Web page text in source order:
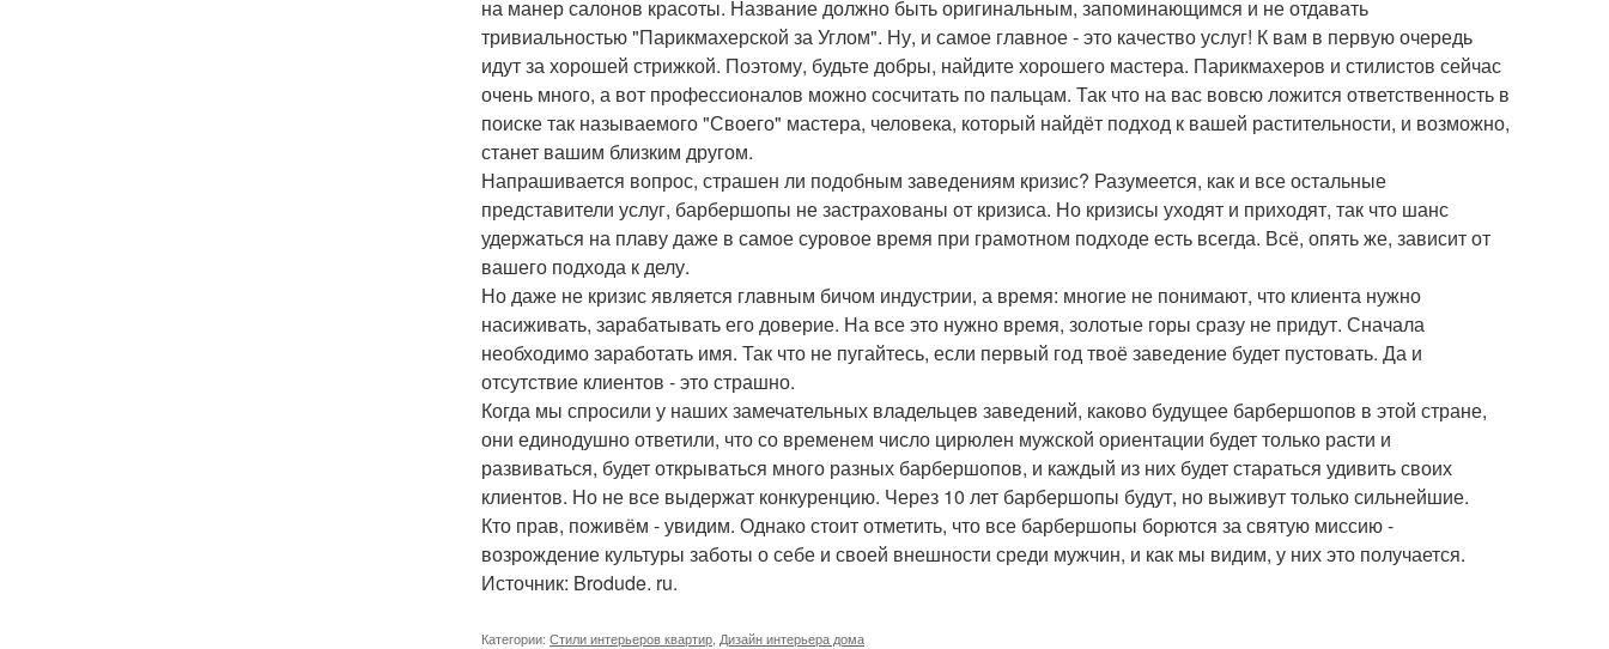
на манер салонов красоты. Название должно быть оригинальным, запоминающимся и не отдавать
тривиальностью "Парикмахерской за Углом". Ну, и самое главное - это качество услуг! К вам в первую очередь
идут за хорошей стрижкой. Поэтому, будьте добры, найдите хорошего мастера. Парикмахеров и стилистов сейчас
очень много, а вот профессионалов можно сосчитать по пальцам. Так что на вас вовсю ложится ответственность в
поиске так называемого "Своего" мастера, человека, который найдёт подход к вашей растительности, и возможно,
станет вашим близким другом.
Напрашивается вопрос, страшен ли подобным заведениям кризис? Разумеется, как и все остальные
представители услуг, барбершопы не застрахованы от кризиса. Но кризисы уходят и приходят, так что шанс
удержаться на плаву даже в самое суровое время при грамотном подходе есть всегда. Всё, опять же, зависит от
вашего подхода к делу.
Но даже не кризис является главным бичом индустрии, а время: многие не понимают, что клиента нужно
насиживать, зарабатывать его доверие. На все это нужно время, золотые горы сразу не придут. Сначала
необходимо заработать имя. Так что не пугайтесь, если первый год твоё заведение будет пустовать. Да и
отсутствие клиентов - это страшно.
Когда мы спросили у наших замечательных владельцев заведений, каково будущее барбершопов в этой стране,
они единодушно ответили, что со временем число цирюлен мужской ориентации будет только расти и
развиваться, будет открываться много разных барбершопов, и каждый из них будет стараться удивить своих
клиентов. Но не все выдержат конкуренцию. Через 10 лет барбершопы будут, но выживут только сильнейшие.
Кто прав, поживём - увидим. Однако стоит отметить, что все барбершопы борются за святую миссию -
возрождение культуры заботы о себе и своей внешности среди мужчин, и как мы видим, у них это получается.
Источник: Brodude. ru.
Категории: Стили интерьеров квартир Дизайн интерьера дома